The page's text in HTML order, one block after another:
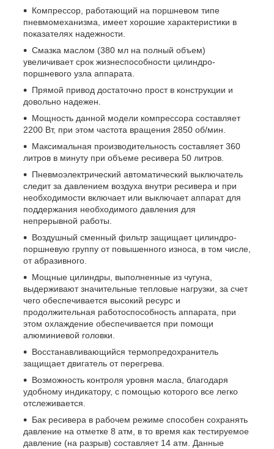
Компрессор, работающий на поршневом типе
пневмомеханизма, имеет хорошие характеристики в
показателях надежности.
Смазка маслом (380 мл на полный объем)
увеличивает срок жизнеспособности цилиндро-
поршневого узла аппарата.
Прямой привод достаточно прост в конструкции и
довольно надежен.
Мощность данной модели компрессора составляет
2200 Вт, при этом частота вращения 2850 об/мин.
Максимальная производительность составляет 360
литров в минуту при объеме ресивера 50 литров
Пневмоэлектрический автоматический выключатель
следит за давлением воздуха внутри ресивера и при
необходимости включает или выключает аппарат для
поддержания необходимого давления для
непрерывной работы.
Воздушный сменный фильтр защищает цилиндро-
поршневую группу от повышенного износа, в том числе,
от абразивного.
Мощные цилиндры, выполненные из чугуна,
выдерживают значительные тепловые нагрузки, за счет
чего обеспечивается высокий ресурс и
продолжительная работоспособность аппарата, при
этом охлаждение обеспечивается при помощи
алюминиевой головки.
Восстанавливающийся термопредохранитель
защищает двигатель от перегрева.
Возможность контроля уровня масла, благодаря
удобному индикатору, с помощью которого все легко
отслеживается.
Бак ресивера в рабочем режиме способен сохранять
давление на отметке 8 атм, в то время как тестируемое
давление (на разрыв) составляет 14 атм. Данные